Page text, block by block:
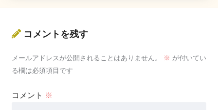
コメントを残す
メールアドレスが公開されることはありません。 ※ が付いてい
る欄は必須項目です
コメント ※